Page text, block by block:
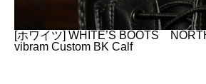
[ホワイツ] WHITE’S BOOTS
vibram Custom BK Calf